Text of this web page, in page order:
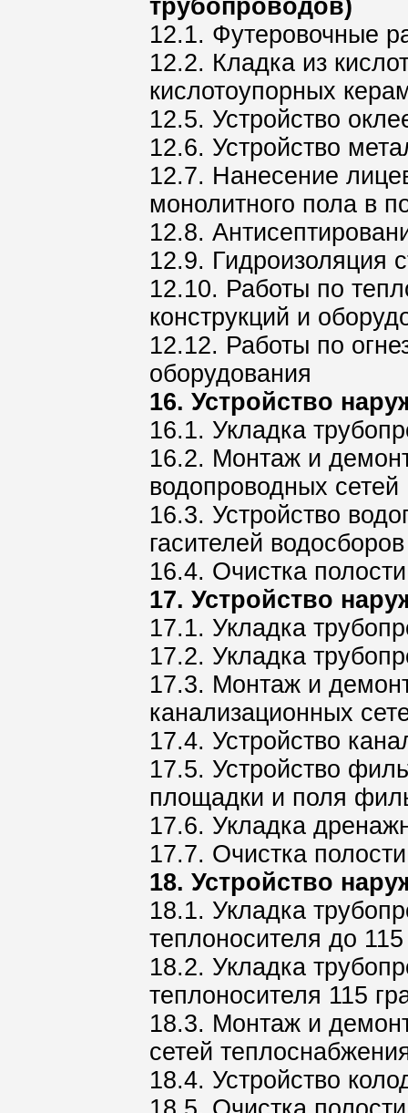
трубопроводов)
12.1. Футеровочные
12.2. Кладка из
кислотоупорных
12.5. Устройство
12.6. Устройство
12.7. Нанесение
монолитного пола в
12.8.
12.9. Гидроизоляция
12.10. Работы по
конструкций и
12.12. Работы по
оборудования
16. Устройство
16.1. Укладка
16.2. Монтаж и
водопроводных сетей
16.3. Устройство
гасителей водосборов
16.4. Очистка
17. Устройство
17.1. Укладка
17.2. Укладка
17.3. Монтаж и
канализационных
17.4. Устройство
17.5. Устройство
площадки и поля
17.6. Укладка
17.7. Очистка
18. Устройство
18.1. Укладка
теплоносителя до
18.2. Укладка
теплоносителя 115
18.3. Монтаж и
сетей
18.4. Устройство